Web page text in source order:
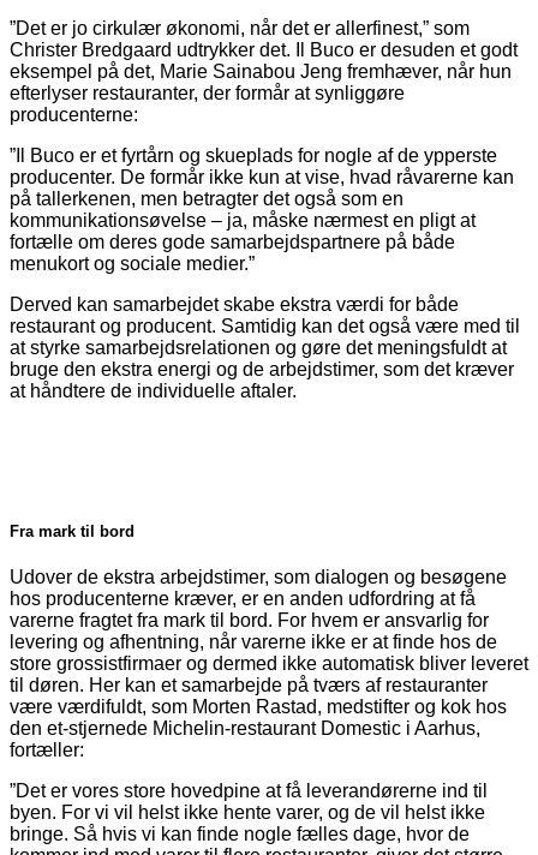
”Det er jo cirkulær økonomi, når det er allerfinest,” som
Christer Bredgaard udtrykker det. Il Buco er desuden et godt
eksempel på det, Marie Sainabou Jeng fremhæver, når hun
efterlyser restauranter, der formår at synliggøre
producenterne:
”Il Buco er et fyrtårn og skueplads for nogle af de ypperste
producenter. De formår ikke kun at vise, hvad råvarerne kan
på tallerkenen, men betragter det også som en
kommunikationsøvelse – ja, måske nærmest en pligt at
fortælle om deres gode samarbejdspartnere på både
menukort og sociale medier.”
Derved kan samarbejdet skabe ekstra værdi for både
restaurant og producent. Samtidig kan det også være med til
at styrke samarbejdsrelationen og gøre det meningsfuldt at
bruge den ekstra energi og de arbejdstimer, som det kræver
at håndtere de individuelle aftaler.
Fra mark til bord
Udover de ekstra arbejdstimer, som dialogen og besøgene
hos producenterne kræver, er en anden udfordring at få
varerne fragtet fra mark til bord. For hvem er ansvarlig for
levering og afhentning, når varerne ikke er at finde hos de
store grossistfirmaer og dermed ikke automatisk bliver leveret
til døren. Her kan et samarbejde på tværs af restau­ranter
være værdifuldt, som Morten Rastad, medstifter og kok hos
den et-stjernede Michelin-restaurant Domestic i Aarhus,
fortæller:
”Det er vores store hovedpine at få leverandørerne ind til
byen. For vi vil helst ikke hente varer, og de vil helst ikke
bringe. Så hvis vi kan finde nogle fælles dage, hvor de